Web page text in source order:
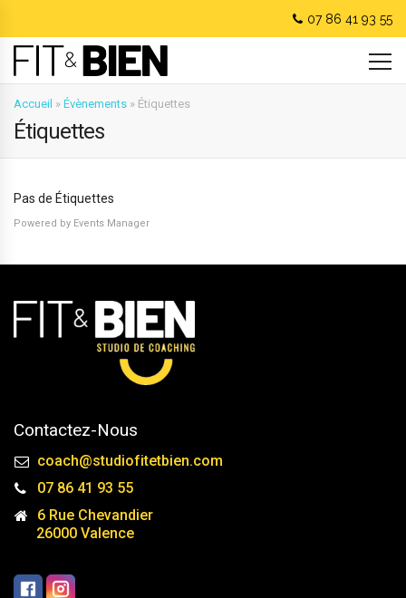
07 86 41 93 55
Accueil » Évènements » Étiquettes
Étiquettes
Pas de Étiquettes
Powered by Events Manager
Contactez-Nous
coach@studiofitetbien.com
07 86 41 93 55
6 Rue Chevandier
26000 Valence